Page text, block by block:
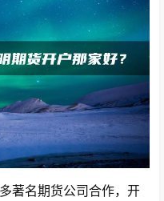
名期货公司合作，开